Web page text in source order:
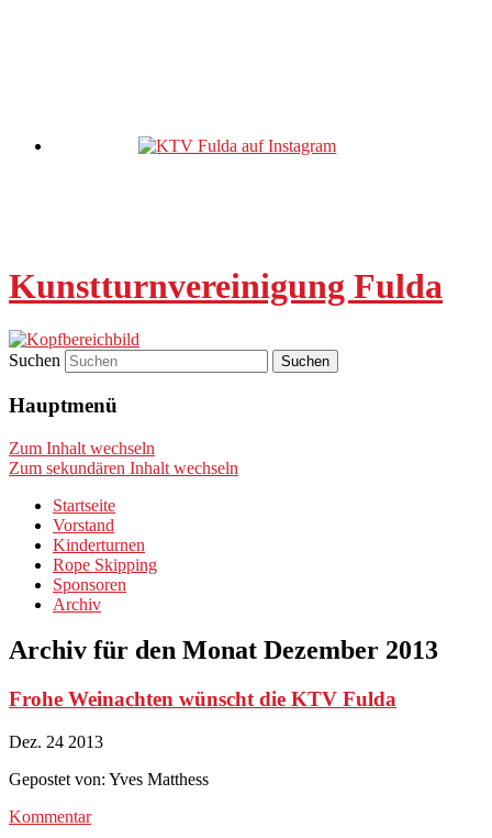
Kunstturnvereinigung Fulda
Suchen
Hauptmenü
Zum Inhalt wechseln
Zum sekundären Inhalt wechseln
Startseite
Vorstand
Kinderturnen
Rope Skipping
Sponsoren
Archiv
Archiv für den Monat Dezember 2013
Frohe Weinachten wünscht die KTV Fulda
Dez. 24 2013
Gepostet von: Yves Matthess
Kommentar